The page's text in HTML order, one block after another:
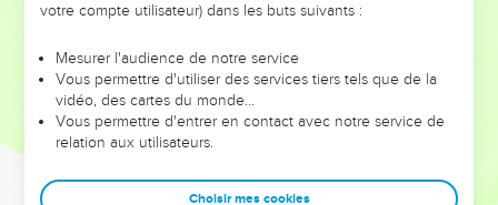
leur foi ou leur vision. Mais on voit moins les doutes, les erreurs
et les saisons difficiles qu'ils ont traversés, alors même que ce
sont elles qui les ont façonnés.
Dans cette conférence, leaders, entrepreneurs, et responsables
clés pour avancer avec plus de sagesse afin que leurs erreurs
votre compte utilisateur) dans les buts suivants :
Mesurer l'audience de notre service
Vous permettre d'utiliser des services tiers tels que de la
vidéo, des cartes du monde…
Vous permettre d'entrer en contact avec notre service de
relation aux utilisateurs.
Choisir mes cookies